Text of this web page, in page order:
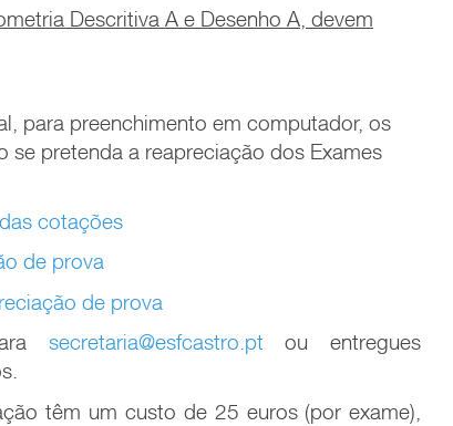
Descritiva A e Desenho A, devem
para preenchimento em computador, os
pretenda a reapreciação dos Exames
cotações
de prova
de prova
secretaria@esfcastro.pt ou entregues
têm um custo de 25 euros (por exame),